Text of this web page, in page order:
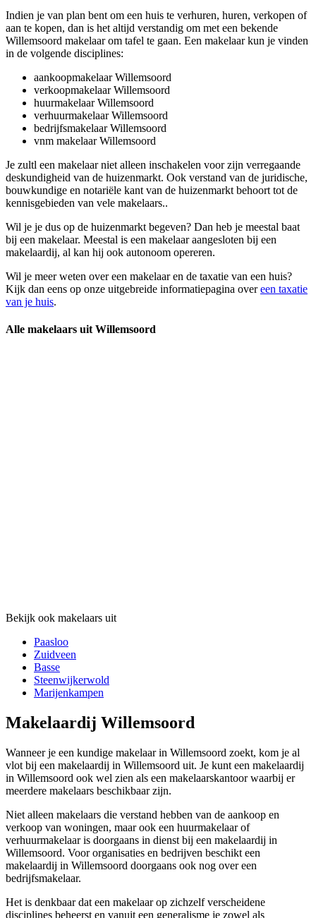
Indien je van plan bent om een huis te verhuren, huren, verkopen of
aan te kopen, dan is het altijd verstandig om met een bekende
Willemsoord makelaar om tafel te gaan. Een makelaar kun je vinden
in de volgende disciplines:
aankoopmakelaar Willemsoord
verkoopmakelaar Willemsoord
huurmakelaar Willemsoord
verhuurmakelaar Willemsoord
bedrijfsmakelaar Willemsoord
vnm makelaar Willemsoord
Je zultl een makelaar niet alleen inschakelen voor zijn verregaande
deskundigheid van de huizenmarkt. Ook verstand van de juridische,
bouwkundige en notariële kant van de huizenmarkt behoort tot de
kennisgebieden van vele makelaars..
Wil je je dus op de huizenmarkt begeven? Dan heb je meestal baat
bij een makelaar. Meestal is een makelaar aangesloten bij een
makelaardij, al kan hij ook autonoom opereren.
Wil je meer weten over een makelaar en de taxatie van een huis?
Kijk dan eens op onze uitgebreide informatiepagina overeen taxatie
van je huis.
Alle makelaars uit Willemsoord
Bekijk ook makelaars uit
Paasloo
Zuidveen
Basse
Steenwijkerwold
Marijenkampen
Makelaardij Willemsoord
Wanneer je een kundige makelaar in Willemsoord zoekt, kom je al
vlot bij een makelaardij in Willemsoord uit. Je kunt een makelaardij
in Willemsoord ook wel zien als een makelaarskantoor waarbij er
meerdere makelaars beschikbaar zijn.
Niet alleen makelaars die verstand hebben van de aankoop en
verkoop van woningen, maar ook een huurmakelaar of
verhuurmakelaar is doorgaans in dienst bij een makelaardij in
Willemsoord. Voor organisaties en bedrijven beschikt een
makelaardij in Willemsoord doorgaans ook nog over een
bedrijfsmakelaar.
Het is denkbaar dat een makelaar op zichzelf verscheidene
disciplines beheerst en vanuit een generalisme je zowel als